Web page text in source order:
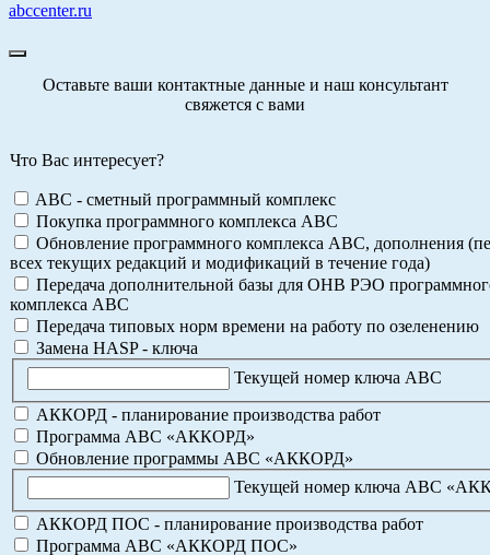
abccenter.ru
Оставьте ваши контактные данные и наш консультант
свяжется с вами
Что Вас интересует?
ABC - сметный программный комплекс
Покупка программного комплекса АВС
Обновление программного комплекса АВС, дополнения
всех текущих редакций и модификаций в течение года)
Передача дополнительной базы для ОНВ РЭО
комплекса АВС
Передача типовых норм времени на работу по озеленению
Замена HASP - ключа
Текущей номер ключа АВС
АККОРД - планирование производства работ
Программа АВС «АККОРД»
Обновление программы АВС «АККОРД»
Текущей номер ключа АВС
АККОРД ПОС - планирование производства работ
Программа АВС «АККОРД ПОС»